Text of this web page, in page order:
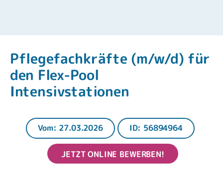
Pflegefachkräfte (m/w/d) für
den Flex-Pool
Intensivstationen
Vom: 27.03.2026 ID: 56894964
JETZT ONLINE BEWERBEN!